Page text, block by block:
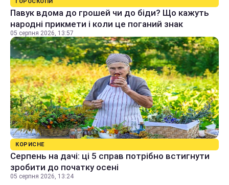
ГОРОСКОПИ
Павук вдома до грошей чи до біди? Що кажуть
народні прикмети і коли це поганий знак
05 серпня 2026, 13:57
КОРИСНЕ
Серпень на дачі: ці 5 справ потрібно встигнути
зробити до початку осені
05 серпня 2026, 13:24